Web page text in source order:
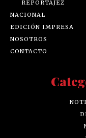
REPORTAJEZ
NACIONAL
EDICIÓN IMPRESA
NOSOTROS
CONTACTO